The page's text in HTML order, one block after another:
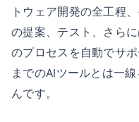
トウェア開発の全工程
の提案、テスト、さら
のプロセスを自動でサ
までのAIツールとは一
んです。